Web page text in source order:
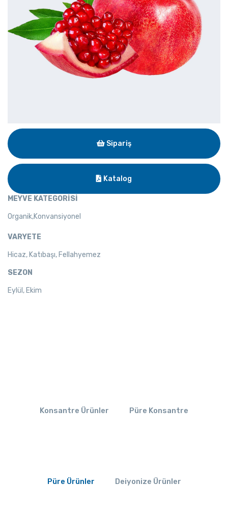
Sipariş
Katalog
MEYVE KATEGORİSİ
Organik,Konvansiyonel
VARYETE
Hicaz, Katıbaşı, Fellahyemez
SEZON
Eylül, Ekim
Konsantre Ürünler Püre Konsantre
Püre Ürünler Deiyonize Ürünler